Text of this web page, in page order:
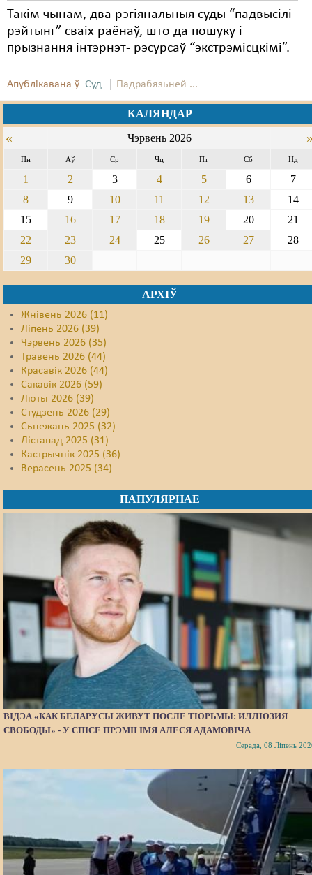
Такім чынам, два рэгіянальныя суды “падвысілі
рэйтынг” сваіх раёнаў, што да пошуку і
прызнання інтэрнэт- рэсурсаў “экстрэмісцкімі”.
Апублікавана ў Суд Падрабязьней ...
КАЛЯНДАР
« Чэрвень 2026
Пн Аў Ср Чц Пт Сб Нд
1 2 3 4 5 6
7
8
9 10 11 12 13
14
15
16 17 18 19 20
21
22
23 24 25 26 27
28
29
30
АРХІЎ
Жнівень 2026 (11)
Ліпень 2026 (39)
Чэрвень 2026 (35)
Травень 2026 (44)
Красавік 2026 (44)
Сакавік 2026 (59)
Люты 2026 (39)
Студзень 2026 (29)
Сьнежань 2025 (32)
Лістапад 2025 (31)
Кастрычнік 2025 (36)
Верасень 2025 (34)
ПАПУЛЯРНАЕ
ВІДЭА «КАК БЕЛАРУСЫ ЖИВУТ ПОСЛЕ ТЮРЬМЫ: ИЛЛЮЗИЯ
СВОБОДЫ» - У СПІСЕ ПРЭМІІ ІМЯ АЛЕСЯ АДАМОВІЧА
Серада, 08 Ліпень